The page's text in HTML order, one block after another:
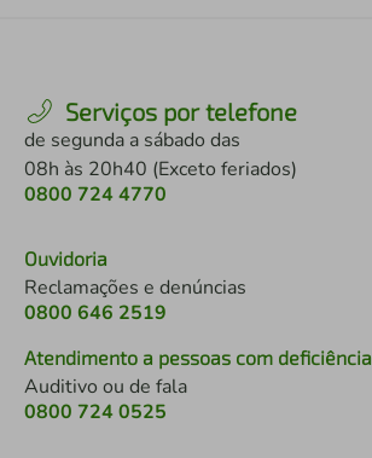
Serviços por telefone
de segunda a sábado das
08h às 20h40 (Exceto feriados)
0800 724 4770
Ouvidoria
Reclamações e denúncias
0800 646 2519
Atendimento a pessoas com deficiência
Auditivo ou de fala
0800 724 0525